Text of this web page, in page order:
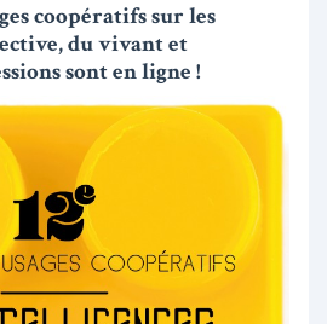
coopératifs sur les
du vivant et
sont en ligne !